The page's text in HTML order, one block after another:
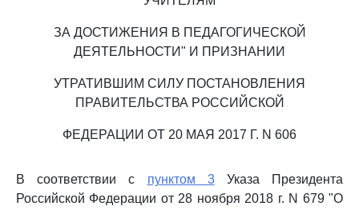
ЗА ДОСТИЖЕНИЯ В ПЕДАГОГИЧЕСКОЙ
ДЕЯТЕЛЬНОСТИ" И ПРИЗНАНИИ
УТРАТИВШИМ СИЛУ ПОСТАНОВЛЕНИЯ
ПРАВИТЕЛЬСТВА РОССИЙСКОЙ
ФЕДЕРАЦИИ ОТ 20 МАЯ 2017 Г. N 606
В соответствии с пунктом 3Указа Президента
Российской Федерации от 28 ноября 2018 г. N 679 "О